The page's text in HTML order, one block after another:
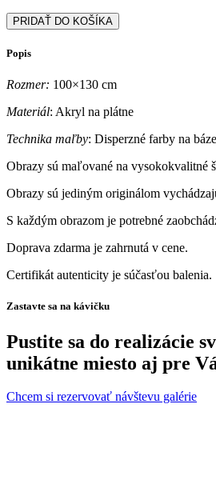
množstvo
Abstraktný
obraz
no.
27
PRIDAŤ DO KOŠÍKA
Popis
Rozmer: 100×130 cm
Materiál: Akryl na plátne
Technika maľby: Disperzné farby na
Obrazy sú maľované na vysokokvalitné
Obrazy sú jediným originálom
S každým obrazom je potrebné
Doprava zdarma je zahrnutá v cene.
Certifikát autenticity je súčasťou balenia.
Zastavte sa na kávičku
Pustite sa do realizácie
unikátne miesto aj pre
Chcem si rezervovať návštevu galérie